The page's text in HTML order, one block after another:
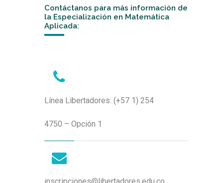
Contáctanos para más información de
la Especialización en Matemática
Aplicada:
Línea Libertadores: (+57 1) 254
4750 – Opción 1